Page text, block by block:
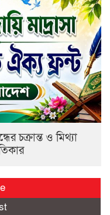
চক্রান্ত ও মিথ্যা